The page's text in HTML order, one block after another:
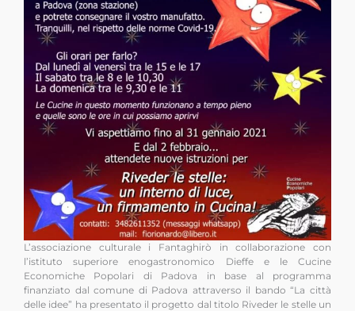
L’associazione culturale i Fantaghirò in collaborazione con
l’istituto superiore enogastronomico Dieffe e le Cucine
Economiche Popolari di Padova in base al programma
finanziato dal comune di Padova attraverso il bando “La città
delle idee” ha presentato il progetto dal titolo Riveder le stelle un